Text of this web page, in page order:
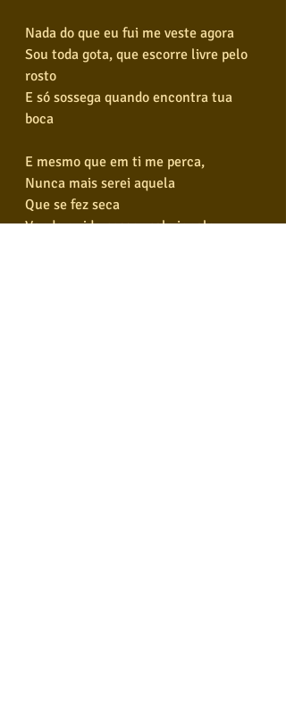
Nada do que eu fui me veste agora
Sou toda gota, que escorre livre pelo
rosto
E só sossega quando encontra tua
boca
E mesmo que em ti me perca,
Nunca mais serei aquela
Que se fez seca
Vendo a vida passar pela janela